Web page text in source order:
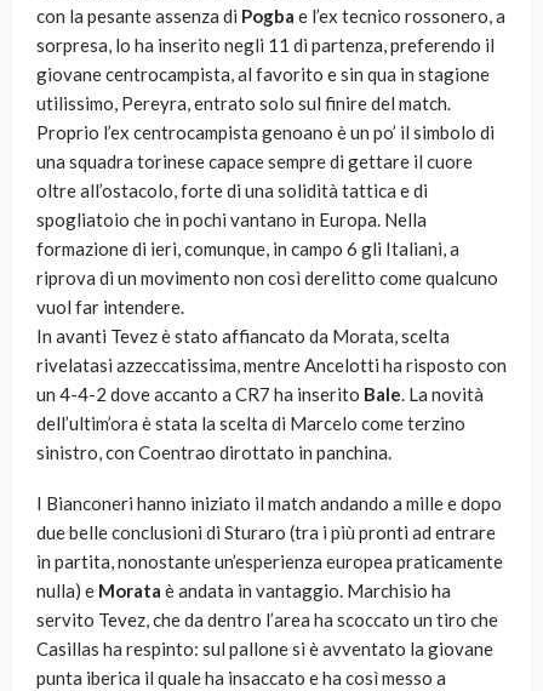
con la pesante assenza di Pogba e l’ex tecnico rossonero, a
sorpresa, lo ha inserito negli 11 di partenza, preferendo il
giovane centrocampista, al favorito e sin qua in stagione
utilissimo, Pereyra, entrato solo sul finire del match.
Proprio l’ex centrocampista genoano è un po’ il simbolo di
una squadra torinese capace sempre di gettare il cuore
oltre all’ostacolo, forte di una solidità tattica e di
spogliatoio che in pochi vantano in Europa. Nella
formazione di ieri, comunque, in campo 6 gli Italiani, a
riprova di un movimento non così derelitto come qualcuno
vuol far intendere.
In avanti Tevez è stato affiancato da Morata, scelta
rivelatasi azzeccatissima, mentre Ancelotti ha risposto con
un 4-4-2 dove accanto a CR7 ha inserito Bale. La novità
dell’ultim’ora è stata la scelta di Marcelo come terzino
sinistro, con Coentrao dirottato in panchina.
I Bianconeri hanno iniziato il match andando a mille e dopo
due belle conclusioni di Sturaro (tra i più pronti ad entrare
in partita, nonostante un’esperienza europea praticamente
nulla) e Morata è andata in vantaggio. Marchisio ha
servito Tevez, che da dentro l’area ha scoccato un tiro che
Casillas ha respinto: sul pallone si è avventato la giovane
punta iberica il quale ha insaccato e ha così messo a